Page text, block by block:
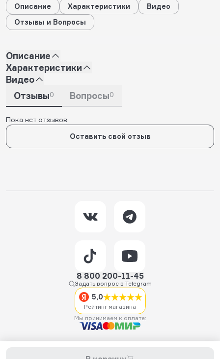
Описание Характеристики
Видео
Отзывы и Вопросы
Описание
Характеристики
Видео
Отзывы0 Вопросы0
Пока нет отзывов
Оставить свой отзыв
8 800 200-11-45
Задать вопрос в Telegram
5,0
Рейтинг магазина
Мы принимаем к оплате: